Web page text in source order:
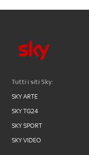
Tutti i siti Sky:
SKY ARTE
SKY TG24
SKY SPORT
SKY VIDEO